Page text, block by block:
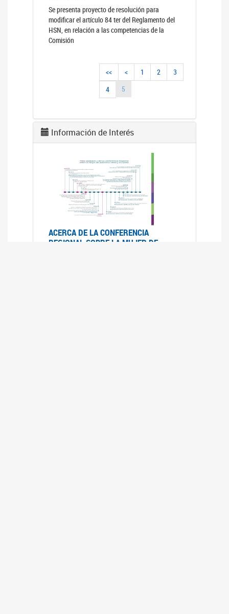
Se presenta proyecto de resolución para
modificar el artículo 84 ter del Reglamento del
HSN, en relación a las competencias de la
Comisión
<< < 1 2
3
4
5
Información de Interés
ACERCA DE LA CONFERENCIA
REGIONAL SOBRE LA MUJER DE